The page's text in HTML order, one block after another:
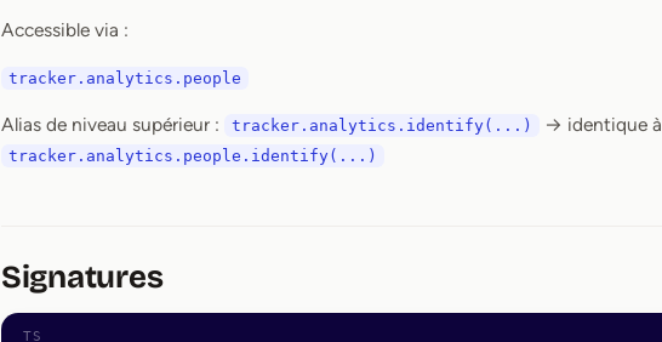
Accessible via :
tracker.analytics.people
Alias de niveau supérieur : tracker.analytics.identify(...) → identique à
tracker.analytics.people.identify(...)
Signatures